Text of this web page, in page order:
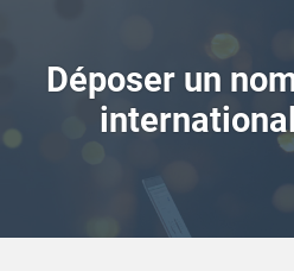
principal
Déposer un